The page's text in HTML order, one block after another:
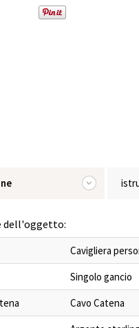
dell'oggetto:
Cavigliera
Singolo gancio
Cavo Catena